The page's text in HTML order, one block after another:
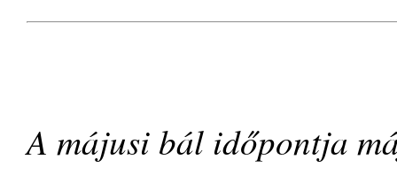
A májusi bál időpontja